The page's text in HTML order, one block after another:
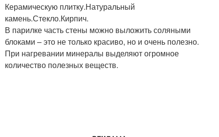
Керамическую плитку.Натуральный
камень.Стекло.Кирпич.
В парилке часть стены можно выложить соляными
блоками – это не только красиво, но и очень полезно.
При нагревании минералы выделяют огромное
количество полезных веществ.